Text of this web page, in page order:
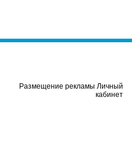
Размещение рекламы Личный
кабинет